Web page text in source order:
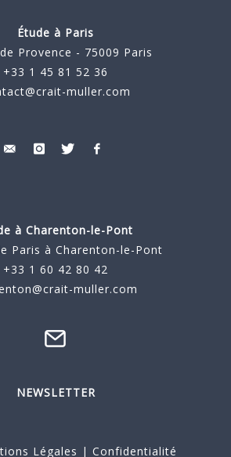
Étude à Paris
Provence - 75009 Paris
+33 1 45 81 52 36
muller.com
à Charenton-le-Pont
Paris à Charenton-le-Pont
+33 1 60 42 80 42
muller.com
NEWSLETTER
Légales | Confidentialité